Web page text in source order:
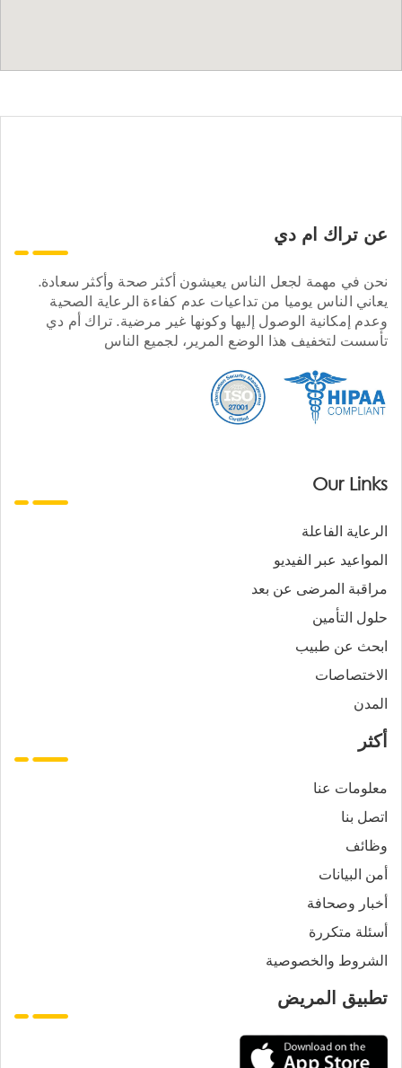
عن تراك ام دي
نحن في مهمة لجعل الناس يعيشون أكثر صحة وأكثر سعادة.
يعاني الناس يوميا من تداعيات عدم كفاءة الرعاية الصحية
وعدم إمكانية الوصول إليها وكونها غير مرضية. تراك أم دي
تأسست لتخفيف هذا الوضع المرير، لجميع الناس
Our Links
الرعاية الفاعلة
المواعيد عبر الفيديو
مراقبة المرضى عن بعد
حلول التأمين
ابحث عن طبيب
الاختصاصات
المدن
أكثر
معلومات عنا
اتصل بنا
وظائف
أمن البيانات
أخبار وصحافة
أسئلة متكررة
الشروط والخصوصية
تطبيق المريض